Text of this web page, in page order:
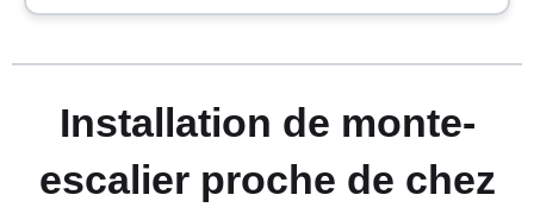
Installation de monte-
escalier proche de chez